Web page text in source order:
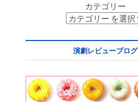
カテゴリー
演劇レビューブログ